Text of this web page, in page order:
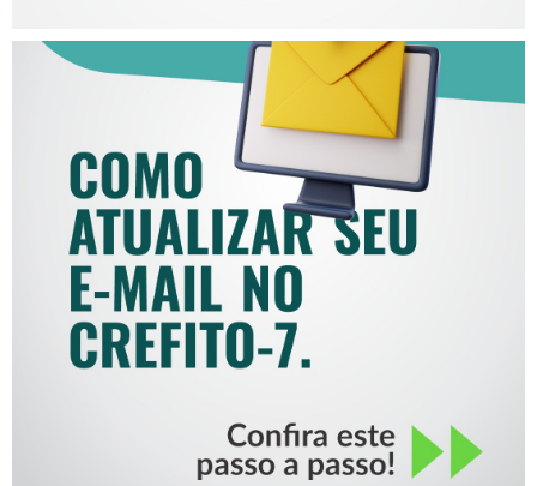
COMO ATUALIZAR SEU E-
MAIL NO CREFITO-7